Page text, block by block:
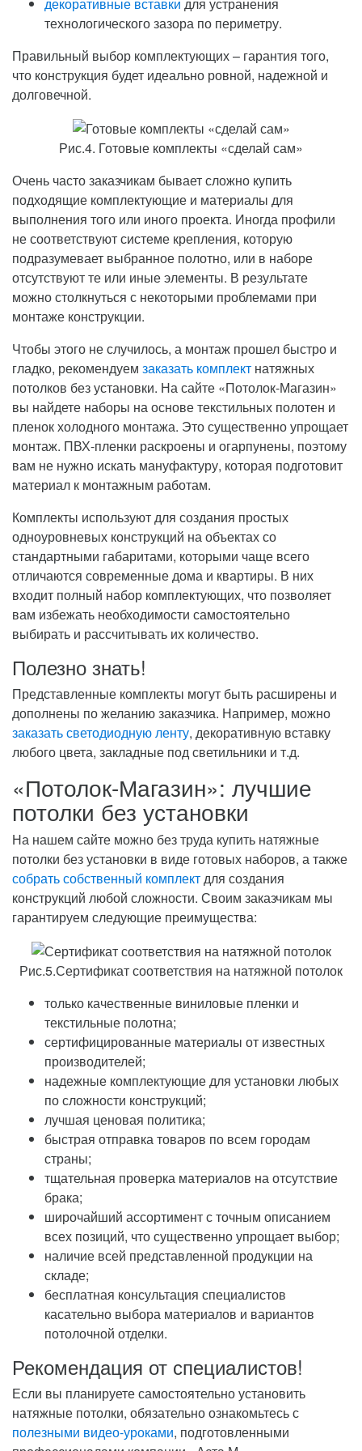
декоративные вставки для устранения
технологического зазора по периметру.
Правильный выбор комплектующих – гарантия того,
что конструкция будет идеально ровной, надежной и
долговечной.
Рис.4. Готовые комплекты «сделай сам»
Очень часто заказчикам бывает сложно купить
подходящие комплектующие и материалы для
выполнения того или иного проекта. Иногда профили
не соответствуют системе крепления, которую
подразумевает выбранное полотно, или в наборе
отсутствуют те или иные элементы. В результате
можно столкнуться с некоторыми проблемами при
монтаже конструкции.
Чтобы этого не случилось, а монтаж прошел быстро и
гладко, рекомендуем заказать комплект натяжных
потолков без установки. На сайте «Потолок-Магазин»
вы найдете наборы на основе текстильных полотен и
пленок холодного монтажа. Это существенно упрощает
монтаж. ПВХ-пленки раскроены и огарпунены, поэтому
вам не нужно искать мануфактуру, которая подготовит
материал к монтажным работам.
Комплекты используют для создания простых
одноуровневых конструкций на объектах со
стандартными габаритами, которыми чаще всего
отличаются современные дома и квартиры. В них
входит полный набор комплектующих, что позволяет
вам избежать необходимости самостоятельно
выбирать и рассчитывать их количество.
Полезно знать!
Представленные комплекты могут быть расширены и
дополнены по желанию заказчика. Например, можно
заказать светодиодную ленту, декоративную вставку
любого цвета, закладные под светильники и т.д.
«Потолок-Магазин»: лучшие
потолки без установки
На нашем сайте можно без труда купить натяжные
потолки без установки в виде готовых наборов, а также
собрать собственный комплектдля создания
конструкций любой сложности. Своим заказчикам мы
гарантируем следующие преимущества:
Рис.5.Сертификат соответствия на натяжной потолок
только качественные виниловые пленки и
текстильные полотна;
сертифицированные материалы от известных
производителей;
надежные комплектующие для установки любых
по сложности конструкций;
лучшая ценовая политика;
быстрая отправка товаров по всем городам
страны;
тщательная проверка материалов на отсутствие
брака;
широчайший ассортимент с точным описанием
всех позиций, что существенно упрощает выбор;
наличие всей представленной продукции на
складе;
бесплатная консультация специалистов
касательно выбора материалов и вариантов
потолочной отделки.
Рекомендация от специалистов!
Если вы планируете самостоятельно установить
натяжные потолки, обязательно ознакомьтесь с
полезными видео-уроками, подготовленными